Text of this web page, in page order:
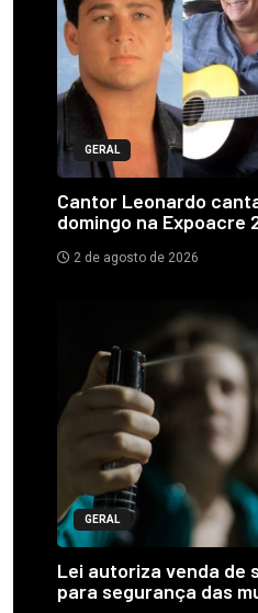
GERAL
Cantor Leonardo
domingo na Expoacre
2 de agosto de 2026
GERAL
Lei autoriza venda de
para segurança das